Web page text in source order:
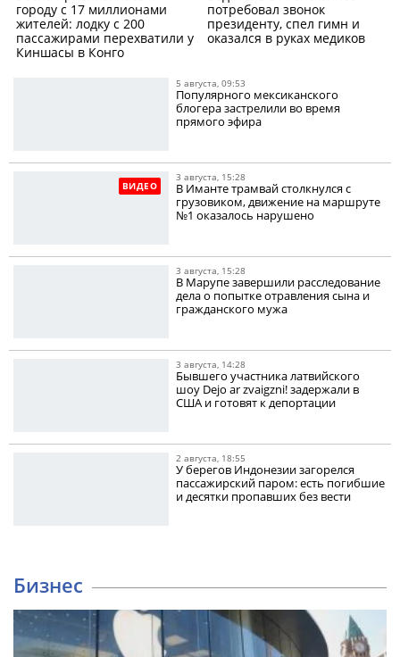
городу с 17 миллионами
жителей: лодку с 200
пассажирами перехватили у
Киншасы в Конго
потребовал звонок
президенту, спел гимн и
оказался в руках медиков
5 августа, 09:53
Популярного мексиканского
блогера застрелили во время
прямого эфира
ВИДЕО
3 августа, 15:28
В Иманте трамвай столкнулся с
грузовиком, движение на маршруте
№1 оказалось нарушено
3 августа, 15:28
В Марупе завершили расследование
дела о попытке отравления сына и
гражданского мужа
3 августа, 14:28
Бывшего участника латвийского
шоу Dejo ar zvaigzni! задержали в
США и готовят к депортации
2 августа, 18:55
У берегов Индонезии загорелся
пассажирский паром: есть погибшие
и десятки пропавших без вести
Бизнес